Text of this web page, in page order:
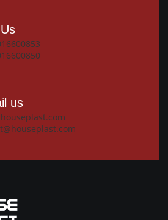
us